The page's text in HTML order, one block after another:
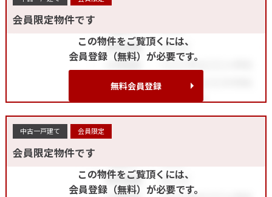
会員限定物件です
この物件をご覧頂くには、
会員登録（無料）が必要です。
無料会員登録
中古一戸建て 会員限定
会員限定物件です
この物件をご覧頂くには、
会員登録（無料）が必要です。